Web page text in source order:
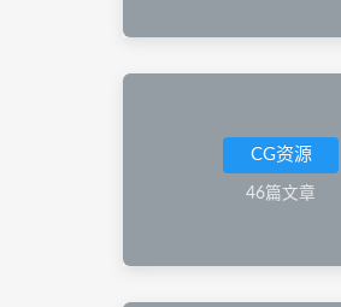
CG资源
46篇文章